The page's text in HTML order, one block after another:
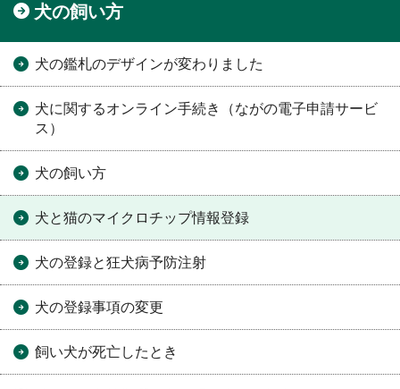
犬の飼い方
犬の鑑札のデザインが変わりました
犬に関するオンライン手続き（ながの電子申請サービ
ス）
犬の飼い方
犬と猫のマイクロチップ情報登録
犬の登録と狂犬病予防注射
犬の登録事項の変更
飼い犬が死亡したとき